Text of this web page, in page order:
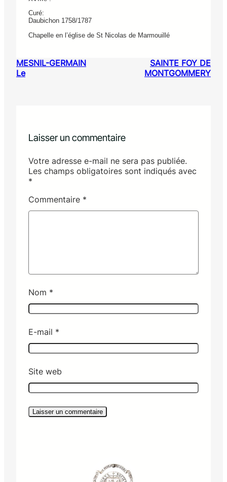
Curé:
Daubichon 1758/1787
Chapelle en l’église de St Nicolas de Marmouillé
MESNIL-GERMAIN
Le
SAINTE FOY DE
MONTGOMMERY
Laisser un commentaire
Votre adresse e-mail ne sera pas publiée.
Les champs obligatoires sont indiqués avec
*
Commentaire *
Nom *
E-mail *
Site web